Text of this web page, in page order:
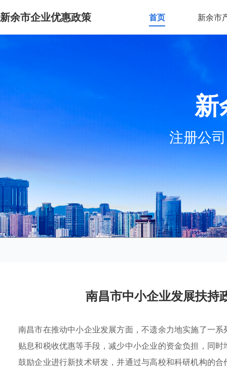
新余市企业优惠政策 首页 新余市
新
注册公
南昌市中小企业发展扶持
南昌市在推动中小企业发展方面，不遗余力地实施了一系
贴息和税收优惠等手段，减少中小企业的资金负担，同
鼓励企业进行新技术研发，并通过与高校和科研机构的